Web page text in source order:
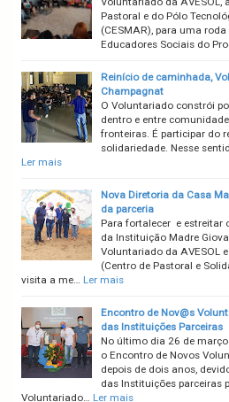
Pastoral e do Pólo
(CESMAR), para uma
Educadores Sociais do
Reinício de caminhada,
Champagnat
O Voluntariado constrói
dentro e entre
fronteiras. É participar do
solidariedade. Nesse
Ler mais
Nova Diretoria da Casa
da parceria
Para fortalecer e estreitar
da Instituição Madre
Voluntariado da AVESOL
(Centro de Pastoral e
visita a me… Ler mais
Encontro de Nov@s
das Instituições Parceiras
No último dia 26 de março
o Encontro de Novos
depois de dois anos,
das Instituições parceiras
Voluntariado… Ler mais